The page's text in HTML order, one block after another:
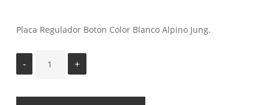
Placa Regulador Boton Color Blanco Alpino Jung.